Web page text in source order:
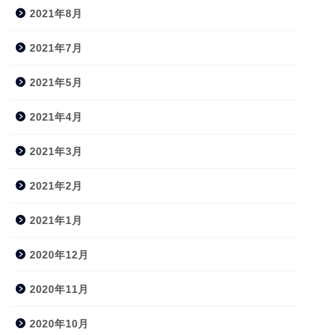
2021年8月
2021年7月
2021年5月
2021年4月
2021年3月
2021年2月
2021年1月
2020年12月
2020年11月
2020年10月